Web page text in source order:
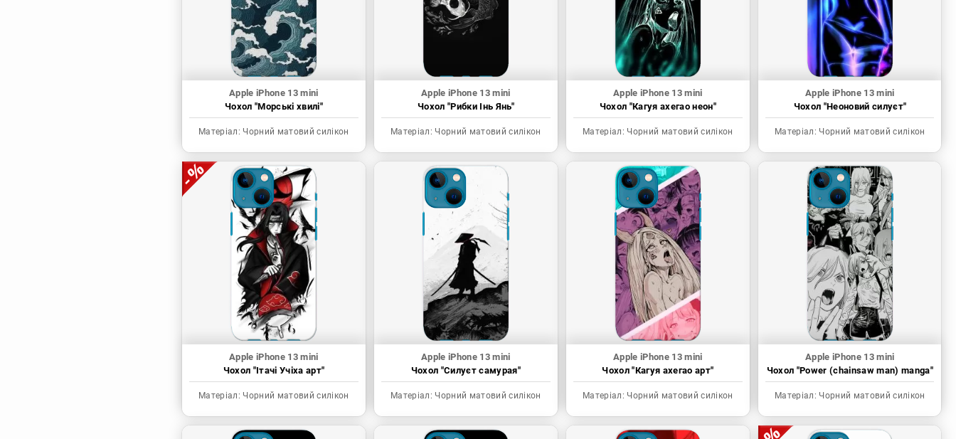
Apple iPhone 13 mini
Чохол "Морські хвилі"
Матеріал: Чорний матовий силікон
Apple iPhone 13 mini
Чохол "Рибки Інь Янь"
Матеріал: Чорний матовий силікон
Apple iPhone 13 mini
Чохол "Кагуя ахегао неон"
Матеріал: Чорний матовий силікон
Apple iPhone 13 mini
Чохол "Неоновий силуєт"
Матеріал: Чорний матовий силікон
Apple iPhone 13 mini
Чохол "Ітачі Учіха арт"
Матеріал: Чорний матовий силікон
Apple iPhone 13 mini
Чохол "Силуєт самурая"
Матеріал: Чорний матовий силікон
Apple iPhone 13 mini
Чохол "Кагуя ахегао арт"
Матеріал: Чорний матовий силікон
Apple iPhone 13 mini
Чохол "Power (chainsaw man) manga"
Матеріал: Чорний матовий силікон